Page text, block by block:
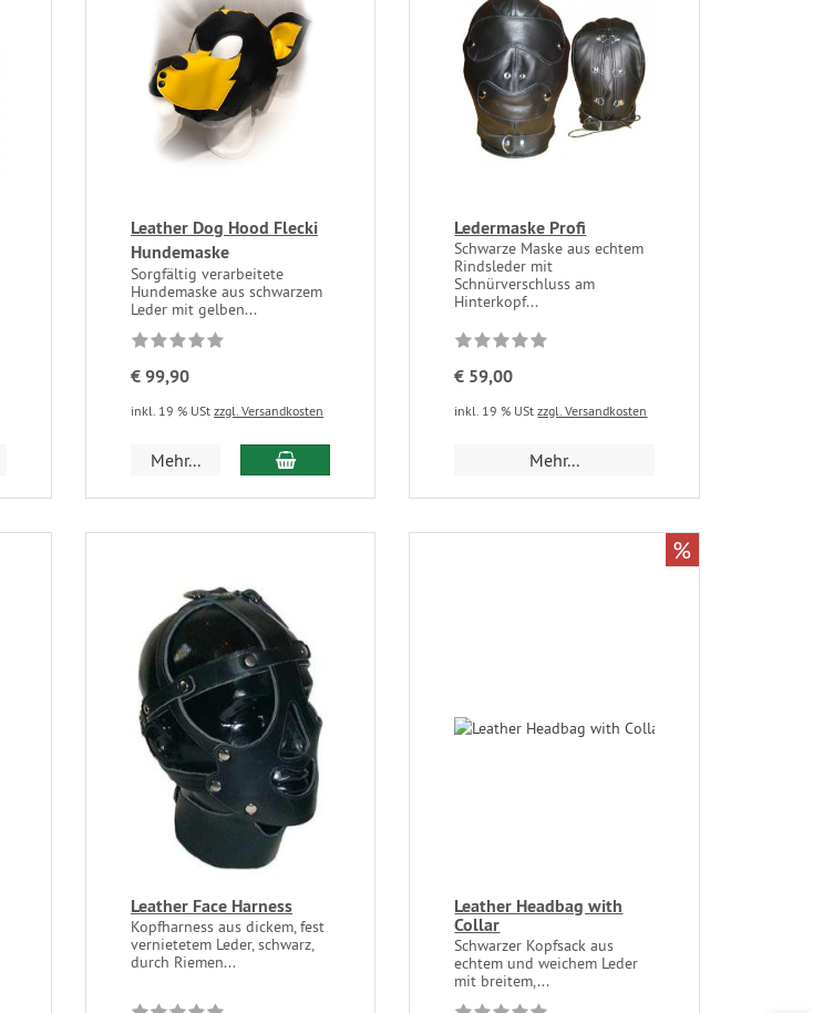
Leather Dog Hood Flecki
Hundemaske
Sorgfältig verarbeitete
Hundemaske aus schwarzem
Leder mit gelben...
€ 99,90
inkl. 19 % USt zzgl. Versandkosten
Mehr...
Ledermaske Profi
Schwarze Maske aus echtem
Rindsleder mit
Schnürverschluss am
Hinterkopf...
€ 59,00
inkl. 19 % UStzzgl. Versandkosten
Mehr...
Leather Face Harness
Kopfharness aus dickem, fest
vernietetem Leder, schwarz,
durch Riemen...
Leather Headbag with
Collar
Schwarzer Kopfsack aus
echtem und weichem Leder
mit breitem,...
%